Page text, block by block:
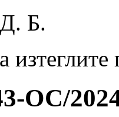
Д. Б.
ОС/